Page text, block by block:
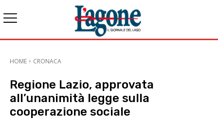
HOME CRONACA
Regione Lazio, approvata
all’unanimità legge sulla
cooperazione sociale